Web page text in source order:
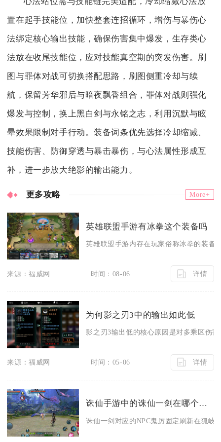
置在起手技能位，加快整套连招循环，增伤与暴伤心
法绑定核心输出技能，确保伤害集中爆发，生存类心
法放在收尾技能位，应对技能真空期的突发伤害。刷
图与罪体对战可切换搭配思路，刷图侧重冷却与续
航，保留芳华邪后与暗夜飘香组合，罪体对战则强化
爆发与控制，换上黑白剑与永铭之志，利用沉默与眩
晕效果限制对手行动。装备词条优先选择冷却缩减、
技能伤害、防御穿透与暴击暴伤，与心法属性形成互
补，进一步放大绝影的输出能力。
更多攻略 More+
英雄联盟手游有冰拳这个装备吗
英雄联盟手游内存在玩家俗称冰拳的装备
来源：福威网 时间：08-06 详情
为何影之刃3中的输出如此低
影之刃3输出低的核心原因是对多乘区伤
来源：福威网 时间：05-06 详情
诛仙手游中的诛仙一剑在哪个地图上可以获得
诛仙一剑对应的NPC鬼厉固定刷新在狐岐